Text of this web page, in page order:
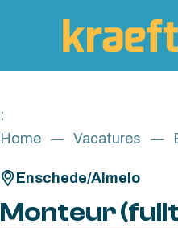
:
Home
Vacatures
Enschede/Almelo
Monteur